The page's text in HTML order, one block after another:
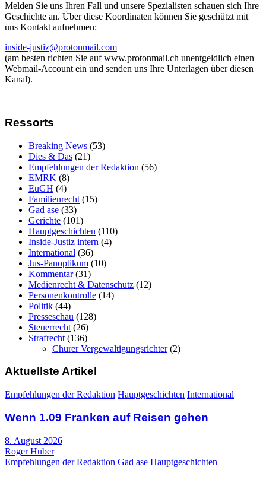
Melden Sie uns Ihren Fall und unsere Spezialisten schauen sich Ihre
Geschichte an. Über diese Koordinaten können Sie geschützt mit
uns Kontakt aufnehmen:
inside-justiz@protonmail.com
(am besten richten Sie auf www.protonmail.ch unentgeldlich einen
Webmail-Account ein und senden uns Ihre Unterlagen über diesen
Kanal).
Ressorts
Breaking News (53)
Dies & Das (21)
Empfehlungen der Redaktion (56)
EMRK (8)
EuGH (4)
Familienrecht (15)
Gad ase (33)
Gerichte (101)
Hauptgeschichten (110)
Inside-Justiz intern (4)
International (36)
Jus-Panoptikum (10)
Kommentar(31)
Medienrecht & Datenschutz (12)
Personenkontrolle (14)
Politik (44)
Presseschau (128)
Steuerrecht (26)
Strafrecht (136)
Churer Vergewaltigungsrichter(2)
Aktuellste Artikel
Empfehlungen der Redaktion Hauptgeschichten International
Wenn 1.09 Franken auf Reisen gehen
8. August 2026
Roger Huber
Empfehlungen der Redaktion Gad ase Hauptgeschichten